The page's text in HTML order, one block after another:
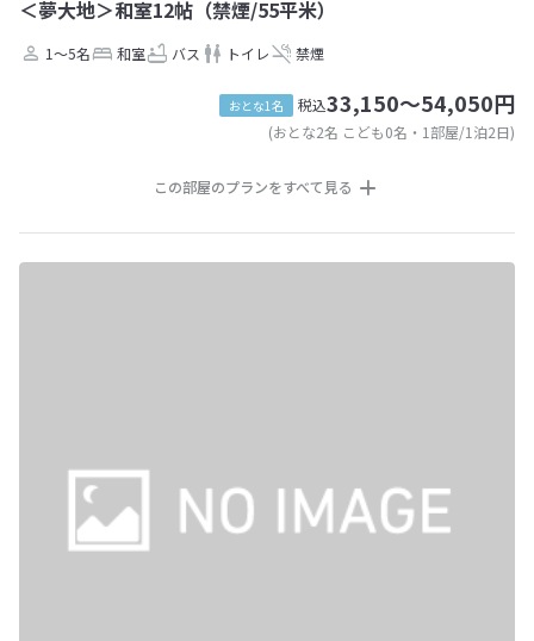
＜夢大地＞和室12帖（禁煙/55平米）
1～5名 和室 バス トイレ 禁煙
おとな1名 税込33,150～54,050円
(おとな2名 こども0名・1部屋/1泊2日)
この部屋のプランをすべて見る